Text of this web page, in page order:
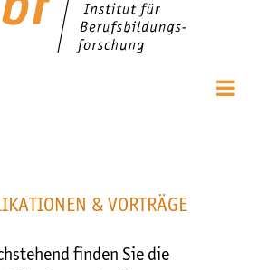
& VORTRÄGE
finden Sie die